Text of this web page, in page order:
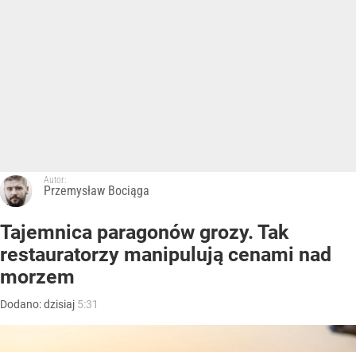
Autor:
Przemysław Bociąga
Tajemnica paragonów grozy. Tak
restauratorzy manipulują cenami nad
morzem
Dodano:dzisiaj 5:31